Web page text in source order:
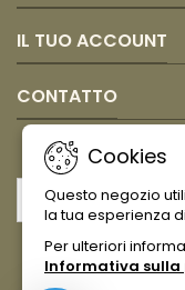
IL TUO ACCOUNT
CONTATTO
Cookies
Questo negozio
la tua esperienza
Per ulteriori
Informativa sulla
Puoi annullare
cerca le